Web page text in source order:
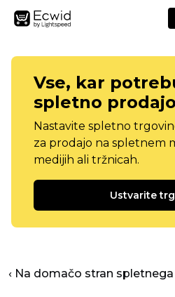
Vse, kar
spletno prodajo
Nastavite spletno
za prodajo na spletnem
medijih ali tržnicah.
Ustvarite
‹ Na domačo stran